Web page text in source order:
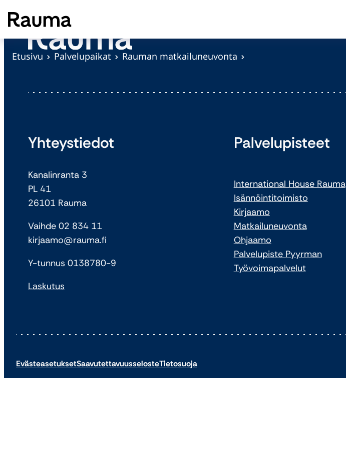
S
i
Etusivu Palvelupaikat Rauman matkailuneuvonta
Yhteystiedot
Kanalinranta 3
PL 41
26101 Rauma
Vaihde 02 834 11
kirjaamo@rauma.fi
Y-tunnus 0138780-9
Laskutus
Palvelupisteet
International House Rauma
Isännöintitoimisto
Kirjaamo
Matkailuneuvonta
Ohjaamo
Palvelupiste Pyyrman
Työvoimapalvelut
EvästeasetuksetSaavutettavuusselosteTietosuoja